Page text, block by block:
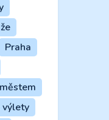
Praha
výlety